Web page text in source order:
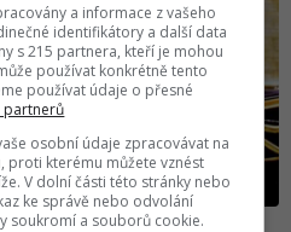
a informace z vašeho
identifikátory a další data
s 215 partnera, kteří je mohou
používat konkrétně tento
používat údaje o přesné
partnerů
osobní údaje zpracovávat na
proti kterému můžete vznést
V dolní části této stránky nebo
ke správě nebo odvolání
soukromí a souborů cookie.